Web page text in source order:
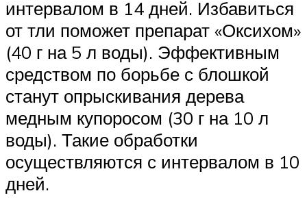
интервалом в 14 дней. Избавиться
от тли поможет препарат «Оксихом»
(40 г на 5 л воды). Эффективным
средством по борьбе с блошкой
станут опрыскивания дерева
медным купоросом (30 г на 10 л
воды). Такие обработки
осуществляются с интервалом в 10
дней.